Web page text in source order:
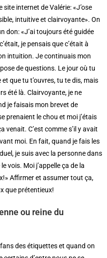
internet de Valérie: «J’ose
intuitive et clairvoyante». On
don: «J’ai toujours été guidée
je pensais que c’était à
intuition. Je continuais mon
de questions. Le jour où tu
que tu t’ouvres, tu te dis, mais
été là. Clairvoyante, je ne
je faisais mon brevet de
prenaient le chou et moi j’étais
venait. C’est comme s’il y avait
moi. En fait, quand je fais les
je suis avec la personne dans
vois. Moi j’appelle ça de la
Affirmer et assumer tout ça,
que prétentieux!
ou reine du
des étiquettes et quand on